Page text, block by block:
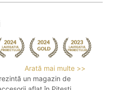
Arată mai multe >>
un magazin de